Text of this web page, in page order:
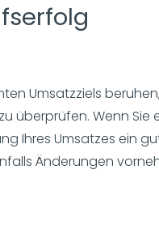
Umsatzziels
überprüfen. Wenn Sie
Ihres Umsatzes ein
Änderungen